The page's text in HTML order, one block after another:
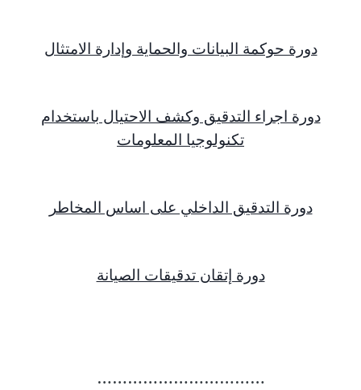
دورة حوكمة البيانات والحماية وإدارة الامتثال
دورة اجراء التدقيق وكشف الاحتيال باستخدام
تكنولوجيا المعلومات
دورة التدقيق الداخلي على اساس المخاطر
دورة إتقان تدقيقات الصيانة
……………………………